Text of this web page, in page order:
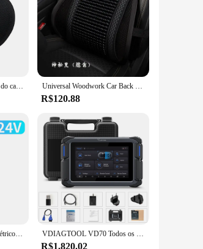
Almofada de apoio lombar do carro, Mesh Chair for Heat Hair, Almofada do assento de carro, Almofada do assento traseiro, escritório, casa, moda Universal Woodwork Car Back Support, Cadeira Massagem, Apoio Lombar, Cintura Almofada, Malha Ventilar, Pad para Carro, Escritório, Casa
R$120.88
Portátil Mini Aquecedor Elétrico de Água para Carro, Água Quente, Café Imersão, Viagem, Aquecedores Instantâneos de Água Quente, UE, UK Plug, 12V, Novo VDIAGTOOL VD70 Todos os sistemas Ferramentas de diagnóstico automóvel Programador de chaves Scanner bidirecional automóvel Programação/codificação de ECU FCA DOIP
R$1,820.02